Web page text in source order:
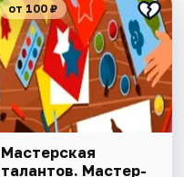
от 100 ₽
Мастерская
талантов. Мастер-